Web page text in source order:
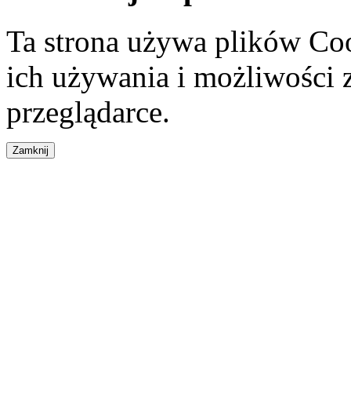
Ta strona używa plików
ich używania i możliwości
przeglądarce.